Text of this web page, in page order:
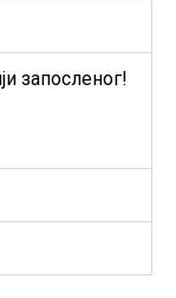
запосленог!